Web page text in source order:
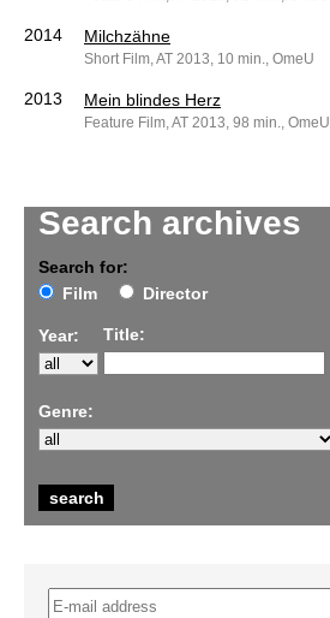
Search archives
Search for:
Film
Director
Year: Title:
Genre:
2014 Milchzähne
Short Film, AT 2013, 10 min., OmeU
2013 Mein blindes Herz
Feature Film, AT 2013, 98 min., OmeU